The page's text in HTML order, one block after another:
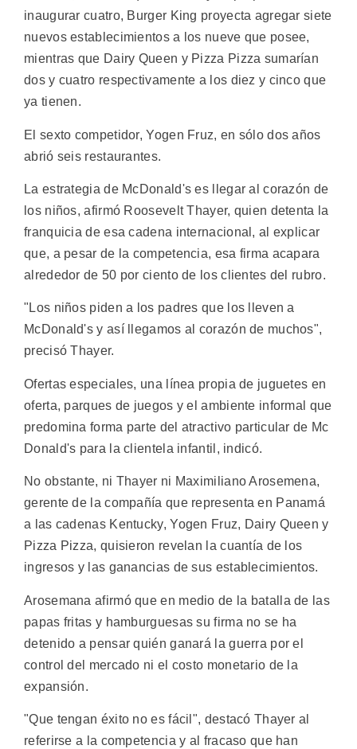
inaugurar cuatro, Burger King proyecta agregar siete
nuevos establecimientos a los nueve que posee,
mientras que Dairy Queen y Pizza Pizza sumarían
dos y cuatro respectivamente a los diez y cinco que
ya tienen.
El sexto competidor, Yogen Fruz, en sólo dos años
abrió seis restaurantes.
La estrategia de McDonald's es llegar al corazón de
los niños, afirmó Roosevelt Thayer, quien detenta la
franquicia de esa cadena internacional, al explicar
que, a pesar de la competencia, esa firma acapara
alrededor de 50 por ciento de los clientes del rubro.
"Los niños piden a los padres que los lleven a
McDonald's y así llegamos al corazón de muchos",
precisó Thayer.
Ofertas especiales, una línea propia de juguetes en
oferta, parques de juegos y el ambiente informal que
predomina forma parte del atractivo particular de Mc
Donald's para la clientela infantil, indicó.
No obstante, ni Thayer ni Maximiliano Arosemena,
gerente de la compañía que representa en Panamá
a las cadenas Kentucky, Yogen Fruz, Dairy Queen y
Pizza Pizza, quisieron revelan la cuantía de los
ingresos y las ganancias de sus establecimientos.
Arosemana afirmó que en medio de la batalla de las
papas fritas y hamburguesas su firma no se ha
detenido a pensar quién ganará la guerra por el
control del mercado ni el costo monetario de la
expansión.
"Que tengan éxito no es fácil", destacó Thayer al
referirse a la competencia y al fracaso que han